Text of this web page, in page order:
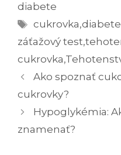
diabete
Značky
cukrovka,
záťažový test,
cukrovka,
Navigácia
článkami
Ako spoznať
cukrovky?
Hypoglykémia:
znamenať?